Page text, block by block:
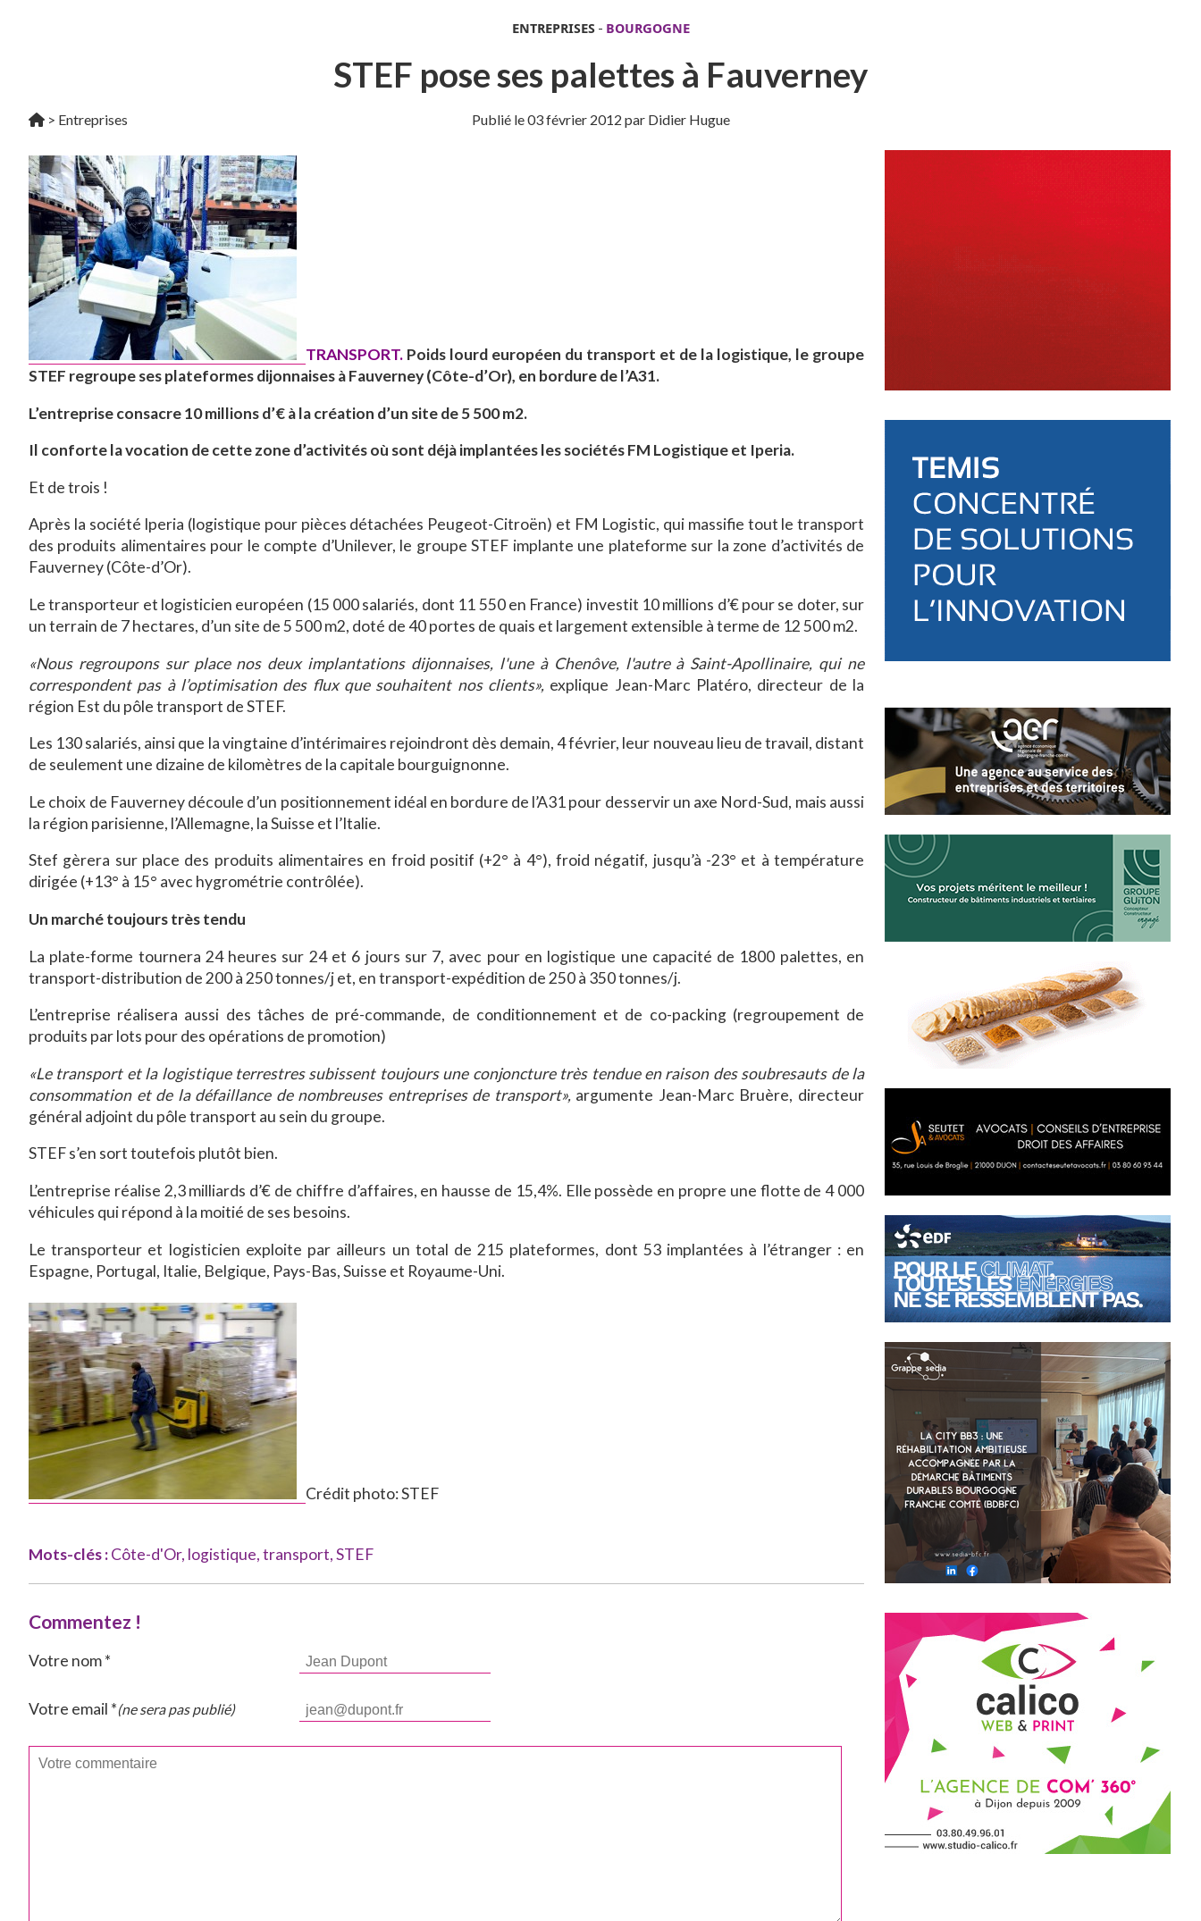
ENTREPRISES- BOURGOGNE
STEF pose ses palettes à Fauverney
> Entreprises Publié le03 février 2012 par Didier Hugue
TRANSPORT. Poids lourd européen du transport et de la logistique, le groupe
STEF regroupe ses plateformes dijonnaises à Fauverney (Côte-d’Or), en bordure de l’A31.
L’entreprise consacre 10 millions d’€ à la création d’un site de 5 500 m2.
Il conforte la vocation de cette zone d’activités où sont déjà implantées les sociétés FM Logistique et Iperia.
Et de trois !
Après la société Iperia (logistique pour pièces détachées Peugeot-Citroën) et FM Logistic, qui massifie tout le transport
des produits alimentaires pour le compte d’Unilever, le groupe STEF implante une plateforme sur la zone d’activités de
Fauverney (Côte-d’Or).
Le transporteur et logisticien européen (15 000 salariés, dont 11 550 en France) investit 10 millions d’€ pour se doter, sur
un terrain de 7 hectares, d’un site de 5 500 m2, doté de 40 portes de quais et largement extensible à terme de 12 500 m2.
«Nous regroupons sur place nos deux implantations dijonnaises, l'une à Chenôve, l'autre à Saint-Apollinaire, qui ne
correspondent pas à l’optimisation des flux que souhaitent nos clients», explique Jean-Marc Platéro, directeur de la
région Est du pôle transport de STEF.
Les 130 salariés, ainsi que la vingtaine d’intérimaires rejoindront dès demain, 4 février, leur nouveau lieu de travail, distant
de seulement une dizaine de kilomètres de la capitale bourguignonne.
Le choix de Fauverney découle d’un positionnement idéal en bordure de l’A31 pour desservir un axe Nord-Sud, mais aussi
la région parisienne, l’Allemagne, la Suisse et l’Italie.
Stef gèrera sur place des produits alimentaires en froid positif (+2° à 4°), froid négatif, jusqu’à -23° et à température
dirigée (+13° à 15° avec hygrométrie contrôlée).
Un marché toujours très tendu
La plate-forme tournera 24 heures sur 24 et 6 jours sur 7, avec pour en logistique une capacité de 1800 palettes, en
transport-distribution de 200 à 250 tonnes/j et, en transport-expédition de 250 à 350 tonnes/j.
L’entreprise réalisera aussi des tâches de pré-commande, de conditionnement et de co-packing (regroupement de
produits par lots pour des opérations de promotion)
«Le transport et la logistique terrestres subissent toujours une conjoncture très tendue en raison des soubresauts de la
consommation et de la défaillance de nombreuses entreprises de transport»,argumente Jean-Marc Bruère, directeur
général adjoint du pôle transport au sein du groupe.
STEF s’en sort toutefois plutôt bien.
L’entreprise réalise 2,3 milliards d’€ de chiffre d’affaires, en hausse de 15,4%. Elle possède en propre une flotte de 4 000
véhicules qui répond à la moitié de ses besoins.
Le transporteur et logisticien exploite par ailleurs un total de 215 plateformes, dont 53 implantées à l’étranger : en
Espagne, Portugal, Italie, Belgique, Pays-Bas, Suisse et Royaume-Uni.
Crédit photo: STEF
Mots-clés :Côte-d'Or, logistique,transport,STEF
Commentez !
Votre nom *
Votre email *(ne sera pas publié)